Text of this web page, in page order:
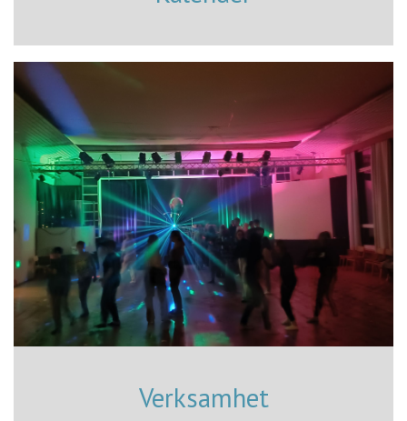
Verksamhet